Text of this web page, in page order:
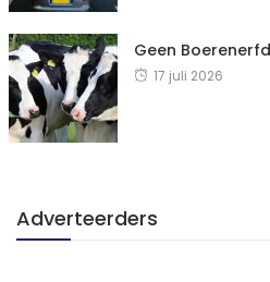
Geen
17 juli 2026
Adverteerders